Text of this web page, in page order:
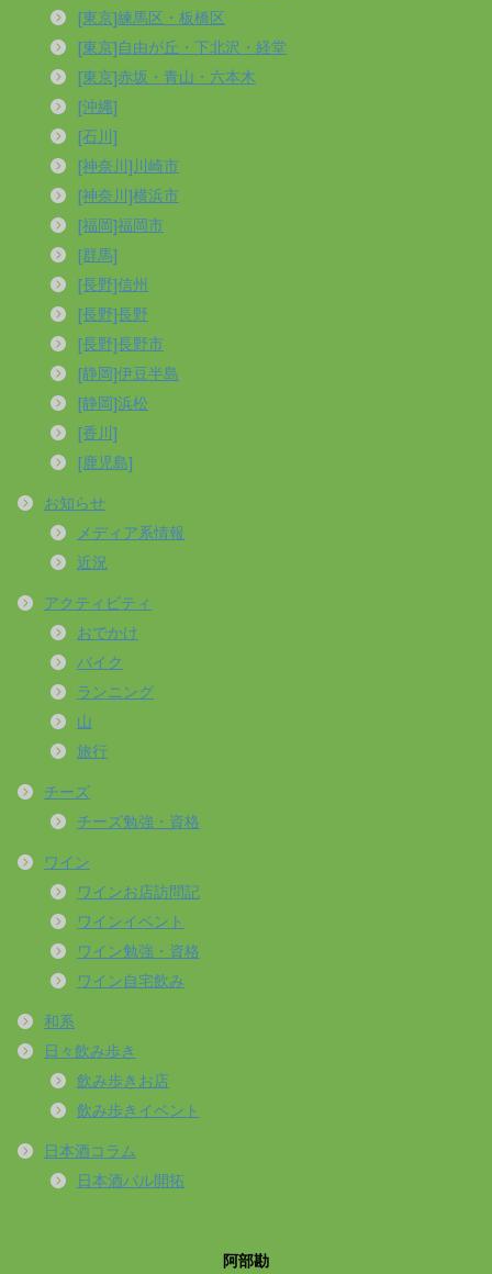
[東京]練馬区・板橋区
[東京]自由が丘・下北沢・経堂
[東京]赤坂・青山・六本木
[沖縄]
[石川]
[神奈川]川崎市
[神奈川]横浜市
[福岡]福岡市
[群馬]
[長野]信州
[長野]長野
[長野]長野市
[静岡]伊豆半島
[静岡]浜松
[香川]
[鹿児島]
お知らせ
メディア系情報
近況
アクティビティ
おでかけ
バイク
ランニング
山
旅行
チーズ
チーズ勉強・資格
ワイン
ワインお店訪問記
ワインイベント
ワイン勉強・資格
ワイン自宅飲み
和系
日々飲み歩き
飲み歩きお店
飲み歩きイベント
日本酒コラム
日本酒バル開拓
阿部勘